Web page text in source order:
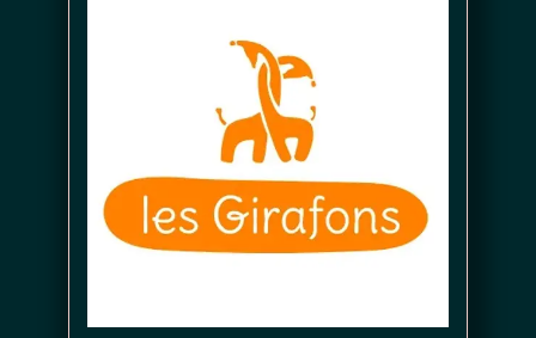
Je consens aussi à recevoir les offres
promotionnelles. Consultez notre politique de
confidentialité.
confidentialité
conditions d'utilisation